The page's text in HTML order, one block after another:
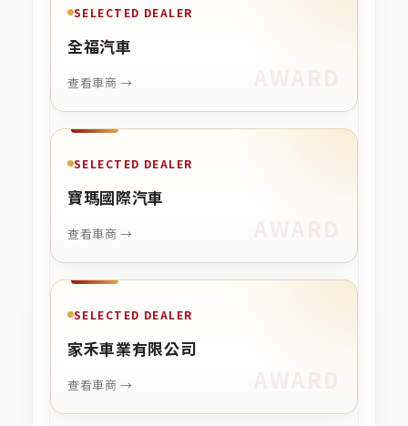
SELECTED DEALER
全福汽車
查看車商 →
SELECTED DEALER
寶瑪國際汽車
查看車商 →
SELECTED DEALER
家禾車業有限公司
查看車商 →